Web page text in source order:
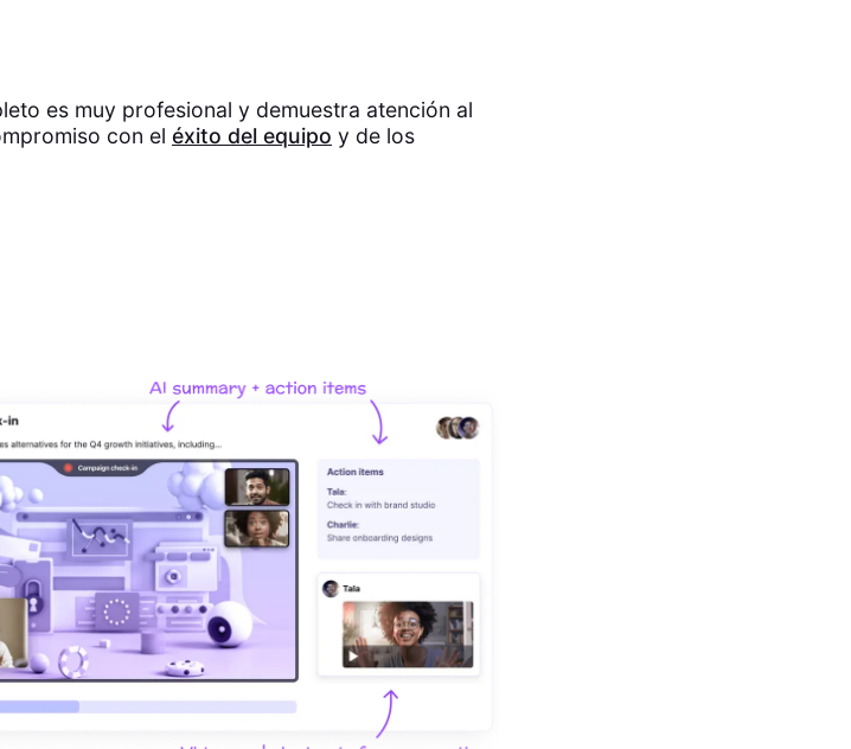
es muy profesional y demuestra atención al
con el éxito del equipo y de los